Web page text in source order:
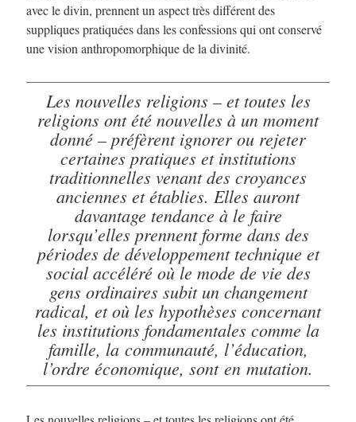
avec le divin, prennent un aspect très différent des
suppliques pratiquées dans les confessions qui ont conservé
une vision anthropomorphique de la divinité.
Les nouvelles religions – et toutes les
religions ont été nouvelles à un moment
donné – préfèrent ignorer ou rejeter
certaines pratiques et institutions
traditionnelles venant des croyances
anciennes et établies. Elles auront
davantage tendance à le faire
lorsqu’elles prennent forme dans des
périodes de développement technique et
social accéléré où le mode de vie des
gens ordinaires subit un changement
radical, et où les hypothèses concernant
les institutions fondamentales comme la
famille, la communauté, l’éducation,
l’ordre économique, sont en mutation.